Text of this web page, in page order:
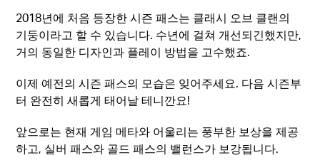
2018년에 처음 등장한 시즌 패스는 클래시 오브 클랜의
기둥이라고 할 수 있습니다. 수년에 걸쳐 개선되긴했지만,
거의 동일한 디자인과 플레이 방법을 고수했죠.
이제 예전의 시즌 패스의 모습은 잊어주세요. 다음 시즌부
터 완전히 새롭게 태어날 테니깐요!
앞으로는 현재 게임 메타와 어울리는 풍부한 보상을 제공
하고, 실버 패스와 골드 패스의 밸런스가 보강됩니다.